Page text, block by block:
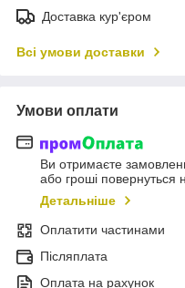
Доставка кур'єром
Всі умови доставки
Умови оплати
Ви отримаєте
або гроші повернуться
Детальніше
Оплатити частинами
Післяплата
Оплата на рахунок